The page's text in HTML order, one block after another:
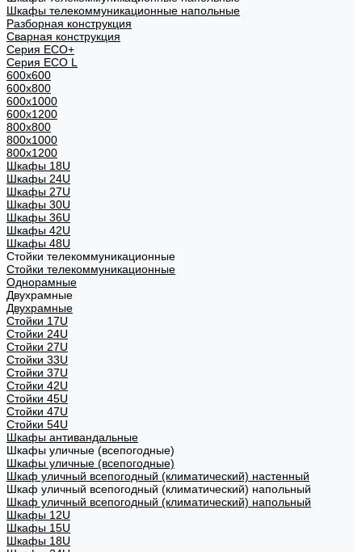
Шкафы телекоммуникационные напольные
Разборная конструкция
Сварная конструкция
Серия ECO+
Серия ECO L
600x600
600x800
600х1000
600х1200
800x800
800х1000
800х1200
Шкафы 18U
Шкафы 24U
Шкафы 27U
Шкафы 30U
Шкафы 36U
Шкафы 42U
Шкафы 48U
Стойки телекоммуникационные
Стойки телекоммуникационные
Однорамные
Двухрамные
Двухрамные
Стойки 17U
Стойки 24U
Стойки 27U
Стойки 33U
Стойки 37U
Стойки 42U
Стойки 45U
Стойки 47U
Стойки 54U
Шкафы антивандальные
Шкафы уличные (всепогодные)
Шкафы уличные (всепогодные)
Шкаф уличный всепогодный (климатический) настенный
Шкаф уличный всепогодный (климатический) напольный
Шкаф уличный всепогодный (климатический) напольный
Шкафы 12U
Шкафы 15U
Шкафы 18U